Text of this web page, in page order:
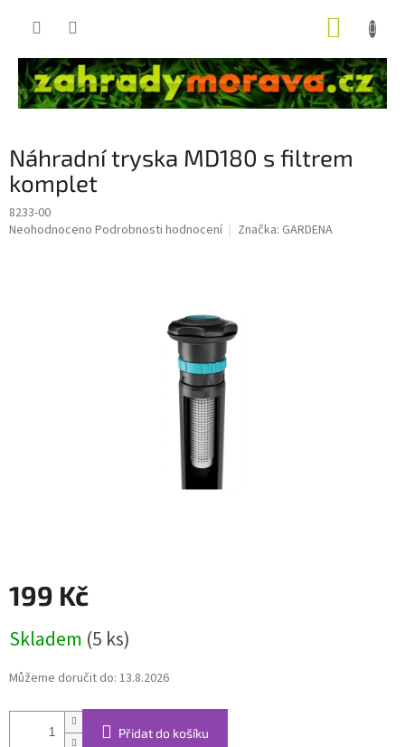
Náhradní tryska MD180 s filtrem
komplet
8233-00
Průměrné
Neohodnoceno Podrobnosti hodnocení Značka: GARDENA
199 Kč
cena:
Skladem (5 ks)
Můžeme doručit do: 13.8.2026
Přidat do košíku